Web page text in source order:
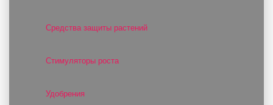
Средства защиты растений
Стимуляторы роста
Удобрения